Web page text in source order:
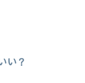
い？